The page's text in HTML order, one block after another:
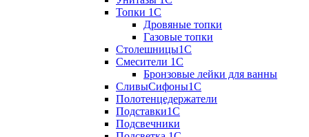
Топки 1С
Дровяные топки
Газовые топки
Столешницы1С
Смесители 1С
Бронзовые лейки для ванны
СливыСифоны1С
Полотенцедержатели
Подставки1С
Подсвечники